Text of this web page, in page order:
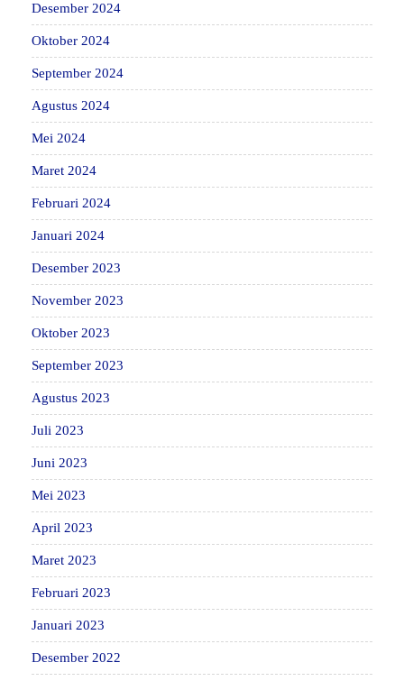
Desember 2024
Oktober 2024
September 2024
Agustus 2024
Mei 2024
Maret 2024
Februari 2024
Januari 2024
Desember 2023
November 2023
Oktober 2023
September 2023
Agustus 2023
Juli 2023
Juni 2023
Mei 2023
April 2023
Maret 2023
Februari 2023
Januari 2023
Desember 2022